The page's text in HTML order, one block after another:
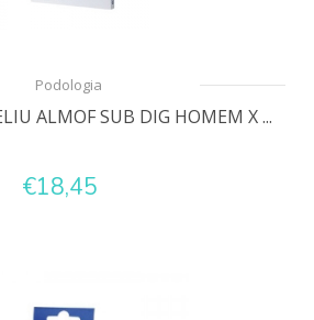
Podologia
ALMOF SUB DIG HOMEM X ...
€18,45